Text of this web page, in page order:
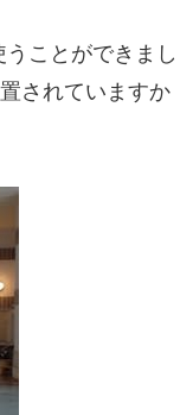
ことができまし
されていますか